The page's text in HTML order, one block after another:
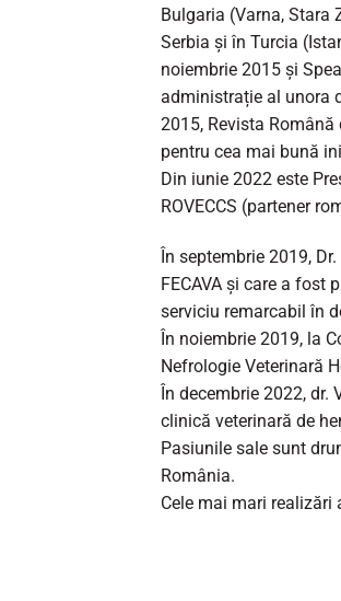
Bulgaria (Varna, Stara
Serbia și în Turcia
noiembrie 2015 și
administrație al unora
2015, Revista
pentru cea mai bună
Din iunie 2022 este
ROVECCS (partener
În septembrie 2019,
FECAVA și care a fost
serviciu remarcabil în
În noiembrie 2019, la
Nefrologie Veterinară
În decembrie 2022, dr.
clinică veterinară de
Pasiunile sale sunt
România.
Cele mai mari realizări